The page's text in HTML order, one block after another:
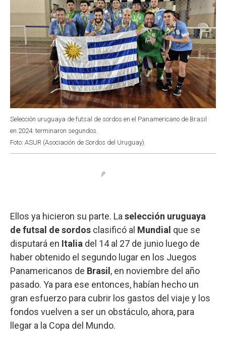
Selección uruguaya de futsal de sordos en el Panamericano de Brasil
en 2024: terminaron segundos.
Foto: ASUR (Asociación de Sordos del Uruguay).
Ellos ya hicieron su parte. La selección uruguaya
de futsal de sordos clasificó al Mundial que se
disputará en Italia del 14 al 27 de junio luego de
haber obtenido el segundo lugar en los Juegos
Panamericanos de Brasil , en noviembre del año
pasado. Ya para ese entonces, habían hecho un
gran esfuerzo para cubrir los gastos del viaje y los
fondos vuelven a ser un obstáculo, ahora, para
llegar a la Copa del Mundo.